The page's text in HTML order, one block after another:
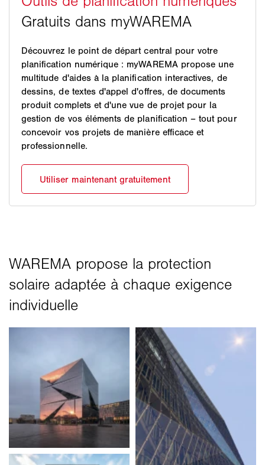
Découvrez le point de départ central pour votre
planification numérique : myWAREMA propose une
multitude d'aides à la planification interactives, de
dessins, de textes d'appel d'offres, de documents
produit complets et d'une vue de projet pour la
gestion de vos éléments de planification – tout pour
concevoir vos projets de manière efficace et
professionnelle.